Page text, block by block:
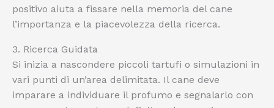
positivo aiuta a fissare nella memoria del cane
l’importanza e la piacevolezza della ricerca.
3. Ricerca Guidata
Si inizia a nascondere piccoli tartufi o simulazioni in
vari punti di un’area delimitata. Il cane deve
imparare a individuare il profumo e segnalarlo con